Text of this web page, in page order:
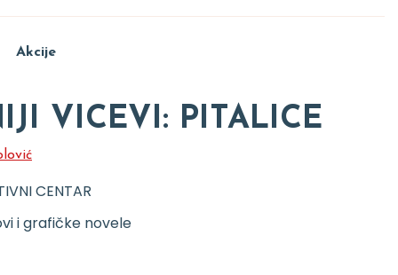
Akcije
VICEVI: PITALICE
CENTAR
i grafičke novele